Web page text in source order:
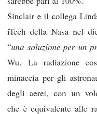
Sinclair e il collega
iTech della Nasa nel
“una soluzione per un
Wu. La radiazione
minaccia per gli
degli aerei, con un
che è equivalente alle